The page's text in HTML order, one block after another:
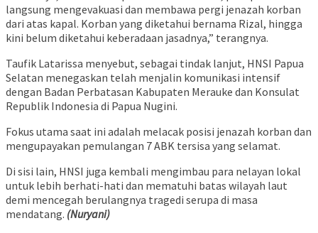
langsung mengevakuasi dan membawa pergi jenazah korban
dari atas kapal. Korban yang diketahui bernama Rizal, hingga
kini belum diketahui keberadaan jasadnya,” terangnya.
​Taufik Latarissa menyebut, sebagai tindak lanjut, HNSI Papua
Selatan menegaskan telah menjalin komunikasi intensif
dengan Badan Perbatasan Kabupaten Merauke dan Konsulat
Republik Indonesia di Papua Nugini.
Fokus utama saat ini adalah melacak posisi jenazah korban dan
mengupayakan pemulangan 7 ABK tersisa yang selamat.
Di sisi lain, HNSI juga kembali mengimbau para nelayan lokal
untuk lebih berhati-hati dan mematuhi batas wilayah laut
demi mencegah berulangnya tragedi serupa di masa
mendatang. (Nuryani)